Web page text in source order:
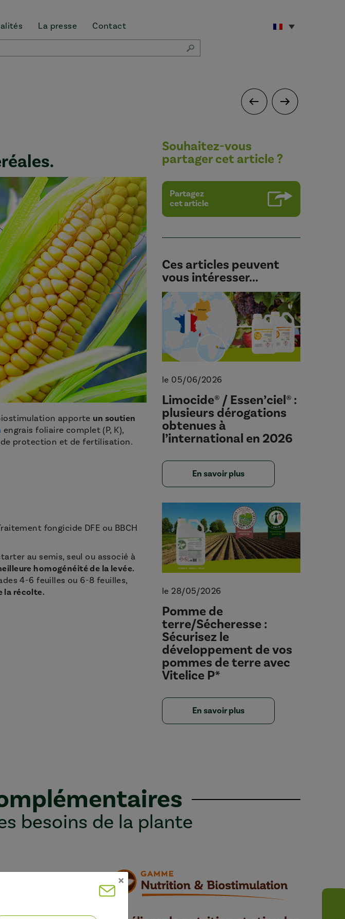
La presse Contact
apporte un soutien
engrais foliaire complet (P, K),
protection et de fertilisation.
fongicide DFE ou BBCH
au semis, seul ou associé à
homogénéité de la levée.
4-6 feuilles ou 6-8 feuilles,
la récolte.
Souhaitez-vous
partager cet article ?
Partagez
cet article
Ces articles peuvent
vous intéresser...
le 05/06/2026
Limocide® / Essen’ciel® :
plusieurs dérogations
obtenues à
l’international en 2026
En savoir plus
le 28/05/2026
Pomme de
terre/Sécheresse :
Sécurisez le
développement de vos
pommes de terre avec
Vitelice P*
En savoir plus
besoins de la plante
×